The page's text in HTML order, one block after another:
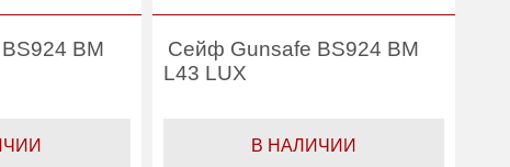
BM
Сейф Gunsafe BS924 BM
L43 LUX
В НАЛИЧИИ